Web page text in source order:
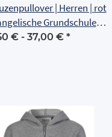
| Herren | rot
Grundschule
€ - 37,00 € *